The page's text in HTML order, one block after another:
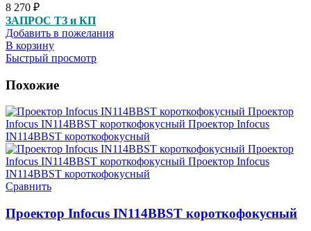
8 270 ₽
ЗАПРОС ТЗ и КП
Добавить в пожелания
В корзину
Быстрый просмотр
Похожие
Сравнить
Проектор Infocus IN114BBST короткофокусный